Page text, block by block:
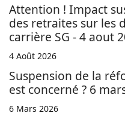
Attention ! Impact
des retraites sur les
carrière SG - 4 aout
4 Août 2026
Suspension de la
est concerné ? 6
6 Mars 2026